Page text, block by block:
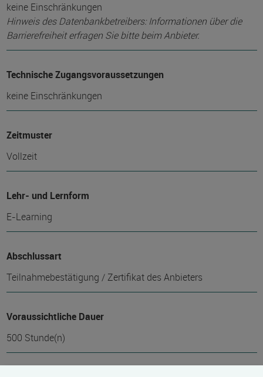
keine Einschränkungen
Hinweis des Datenbankbetreibers: Informationen über die
Barrierefreiheit erfragen Sie bitte beim Anbieter.
Technische Zugangsvoraussetzungen
keine Einschränkungen
Zeitmuster
Vollzeit
Lehr- und Lernform
E-Learning
Abschlussart
Teilnahmebestätigung / Zertifikat des Anbieters
Voraussichtliche Dauer
500 Stunde(n)